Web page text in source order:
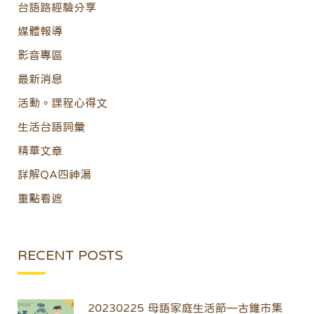
台語路經驗分享
媒體報導
影音專區
最新消息
活動。課程心得文
生活台語詞彙
精華文章
詳解QA四神湯
重點看遮
RECENT POSTS
20230225 母語家庭生活節—古錐市集